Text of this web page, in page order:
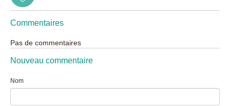
Commentaires
Pas de commentaires
Nouveau commentaire
Nom